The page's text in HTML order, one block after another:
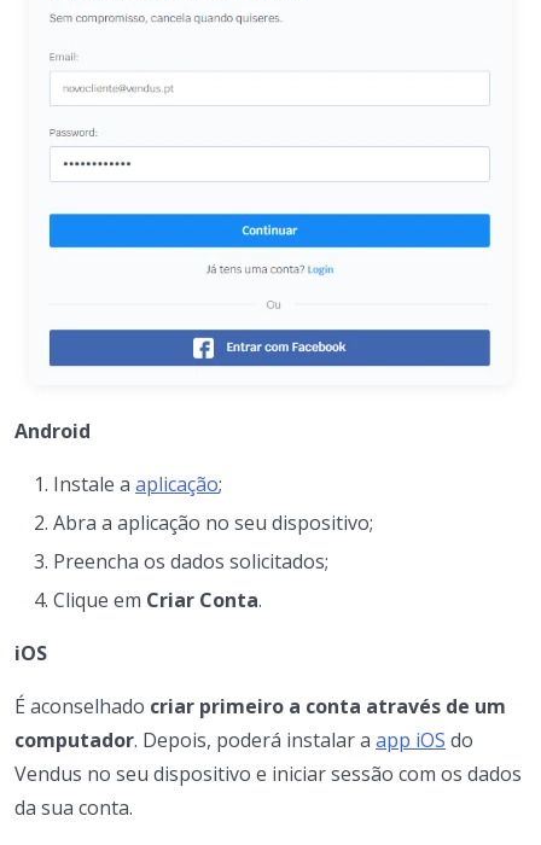
Android
Instale a aplicação;
Abra a aplicação no seu dispositivo;
Preencha os dados solicitados;
Clique em Criar Conta.
iOS
É aconselhado criar primeiro a conta através de um
computador. Depois, poderá instalar a app iOS do
Vendus no seu dispositivo e iniciar sessão com os dados
da sua conta.